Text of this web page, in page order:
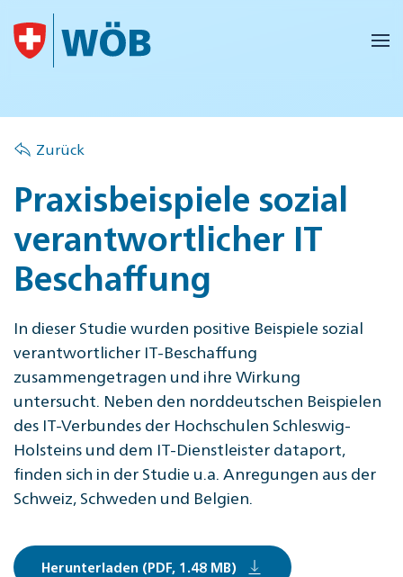
Skip to main content
Zurück
Praxisbeispiele sozial
verantwortlicher IT
Beschaffung
In dieser Studie wurden positive Beispiele sozial
verantwortlicher IT-Beschaffung
zusammengetragen und ihre Wirkung
untersucht. Neben den norddeutschen Beispielen
des IT-Verbundes der Hochschulen Schleswig-
Holsteins und dem IT-Dienstleister dataport,
finden sich in der Studie u.a. Anregungen aus der
Schweiz, Schweden und Belgien.
Herunterladen (PDF, 1.48 MB)